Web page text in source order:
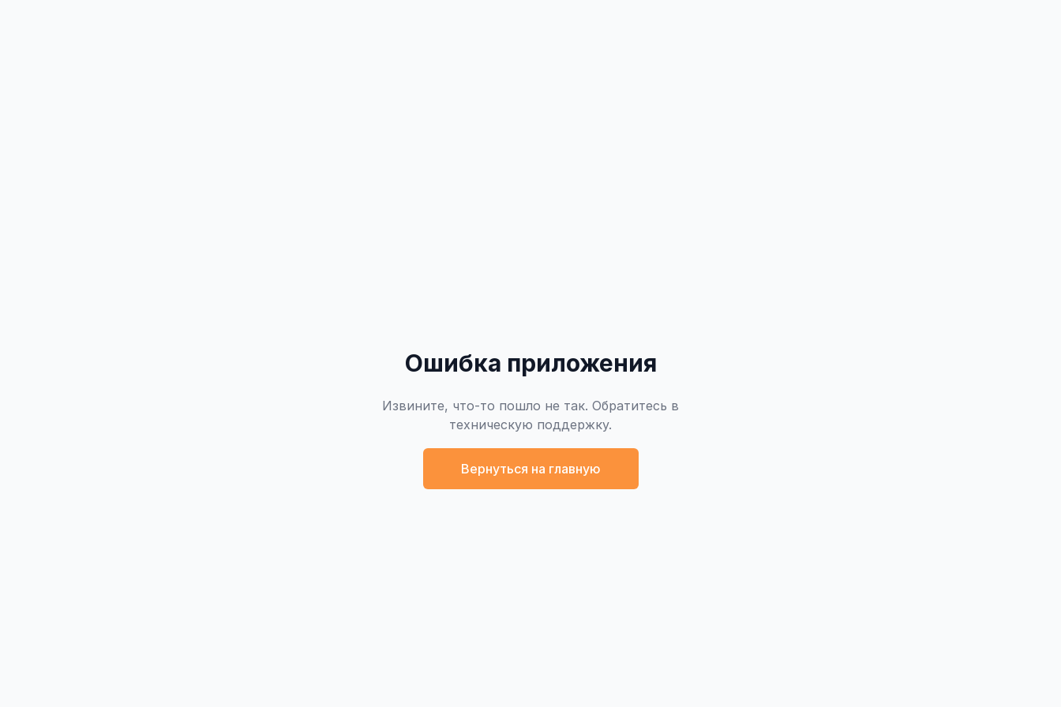
Ошибка приложения
Извините, что-то пошло не так. Обратитесь в
техническую поддержку.
Вернуться на главную